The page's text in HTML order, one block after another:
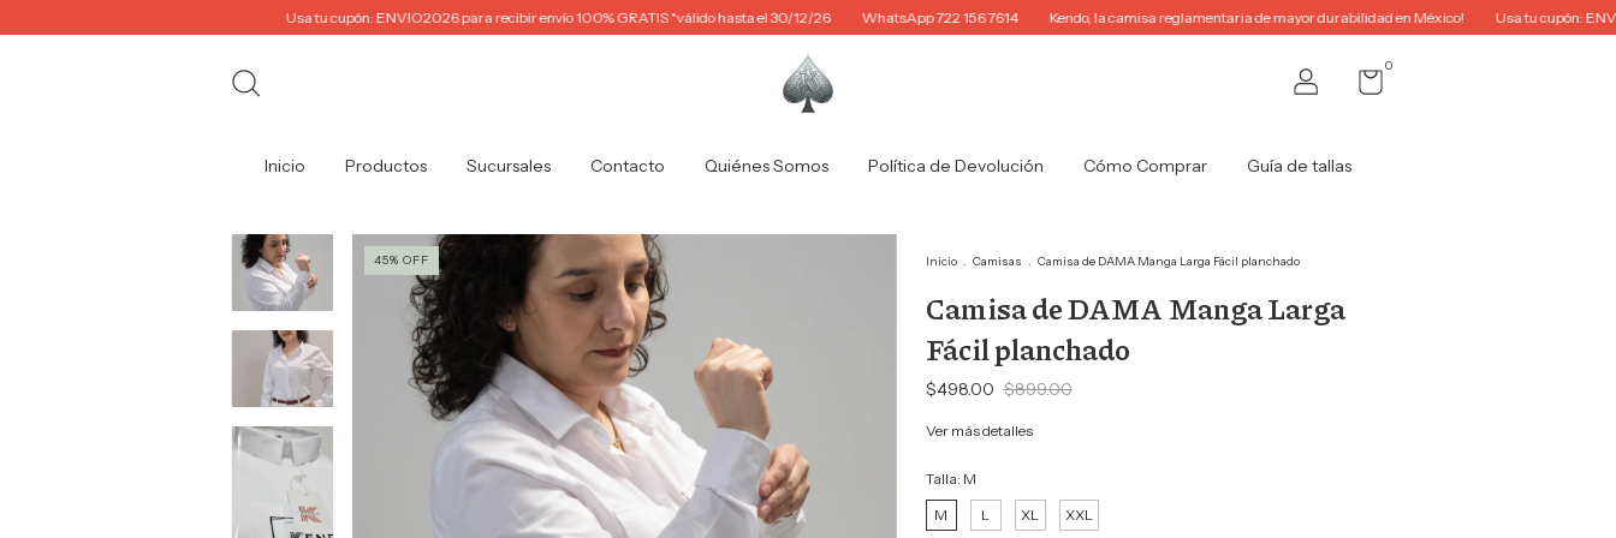
Usa tu cupón: ENVIO2026 para recibir envío 100% GRATIS *válido hasta el 30/12/26 WhatsApp 722 156 7614 Kendo, la camisa reglamentaria de mayor durabilidad en México! Usa tu cupón:
0
Inicio Productos Sucursales Contacto Quiénes Somos Política de Devolución Cómo Comprar Guía de tallas
45% OFF Inicio . Camisas . Camisa de DAMA Manga Larga Fácil planchado
Camisa de DAMA Manga Larga
Fácil planchado
$498.00 $899.00
Ver más detalles
Talla: M
M
L XL XXL